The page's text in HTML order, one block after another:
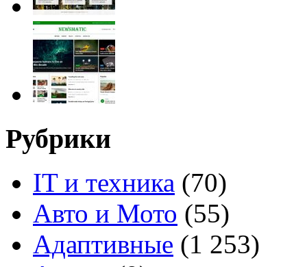
Рубрики
IT и техника (70)
Авто и Мото (55)
Адаптивные (1 253)